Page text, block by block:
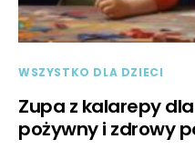
WSZYSTKO DLA DZIECI
Zupa z kalarepy
pożywny i zdrowy